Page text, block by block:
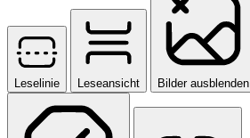
Leselinie Leseansicht Bilder ausblenden